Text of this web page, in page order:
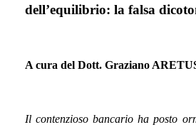
dell’equilibrio: la falsa
A cura del Dott. Graziano
Il contenzioso bancario ha posto